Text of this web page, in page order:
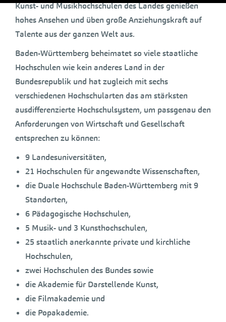
Kunst- und Musikhochschulen des Landes genießen
hohes Ansehen und üben große Anziehungskraft auf
Talente aus der ganzen Welt aus.
Baden-Württemberg beheimatet so viele staatliche
Hochschulen wie kein anderes Land in der
Bundesrepublik und hat zugleich mit sechs
verschiedenen Hochschularten das am stärksten
ausdifferenzierte Hochschulsystem, um passgenau den
Anforderungen von Wirtschaft und Gesellschaft
entsprechen zu können:
9 Landesuniversitäten,
21 Hochschulen für angewandte Wissenschaften,
die Duale Hochschule Baden-Württemberg mit 9
Standorten,
6 Pädagogische Hochschulen,
5 Musik- und 3 Kunsthochschulen,
25 staatlich anerkannte private und kirchliche
Hochschulen,
zwei Hochschulen des Bundes sowie
die Akademie für Darstellende Kunst,
die Filmakademie und
die Popakademie.